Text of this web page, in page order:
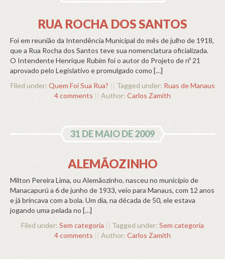
RUA ROCHA DOS SANTOS
Foi em reunião da Intendência Municipal do mês de julho de 1918,
que a Rua Rocha dos Santos teve sua nomenclatura oficializada.
O Intendente Henrique Rubim foi o autor do Projeto de nº 21
aprovado pelo Legislativo e promulgado como […]
Filed under: Quem Foi Sua Rua? || Tagged under: Ruas de Manaus
4 comments || Author: Carlos Zamith
31 DE MAIO DE 2009
ALEMÃOZINHO
Milton Pereira Lima, ou Alemãozinho, nasceu no município de
Manacapurú a 6 de junho de 1933, veio para Manaus, com 12 anos
e já brincava com a bola. Um dia, na década de 50, ele estava
jogando uma pelada no […]
Filed under: Sem categoria || Tagged under: Sem categoria
4 comments || Author: Carlos Zamith